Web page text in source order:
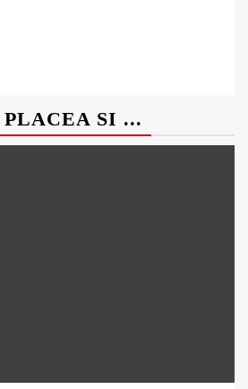
SI ...